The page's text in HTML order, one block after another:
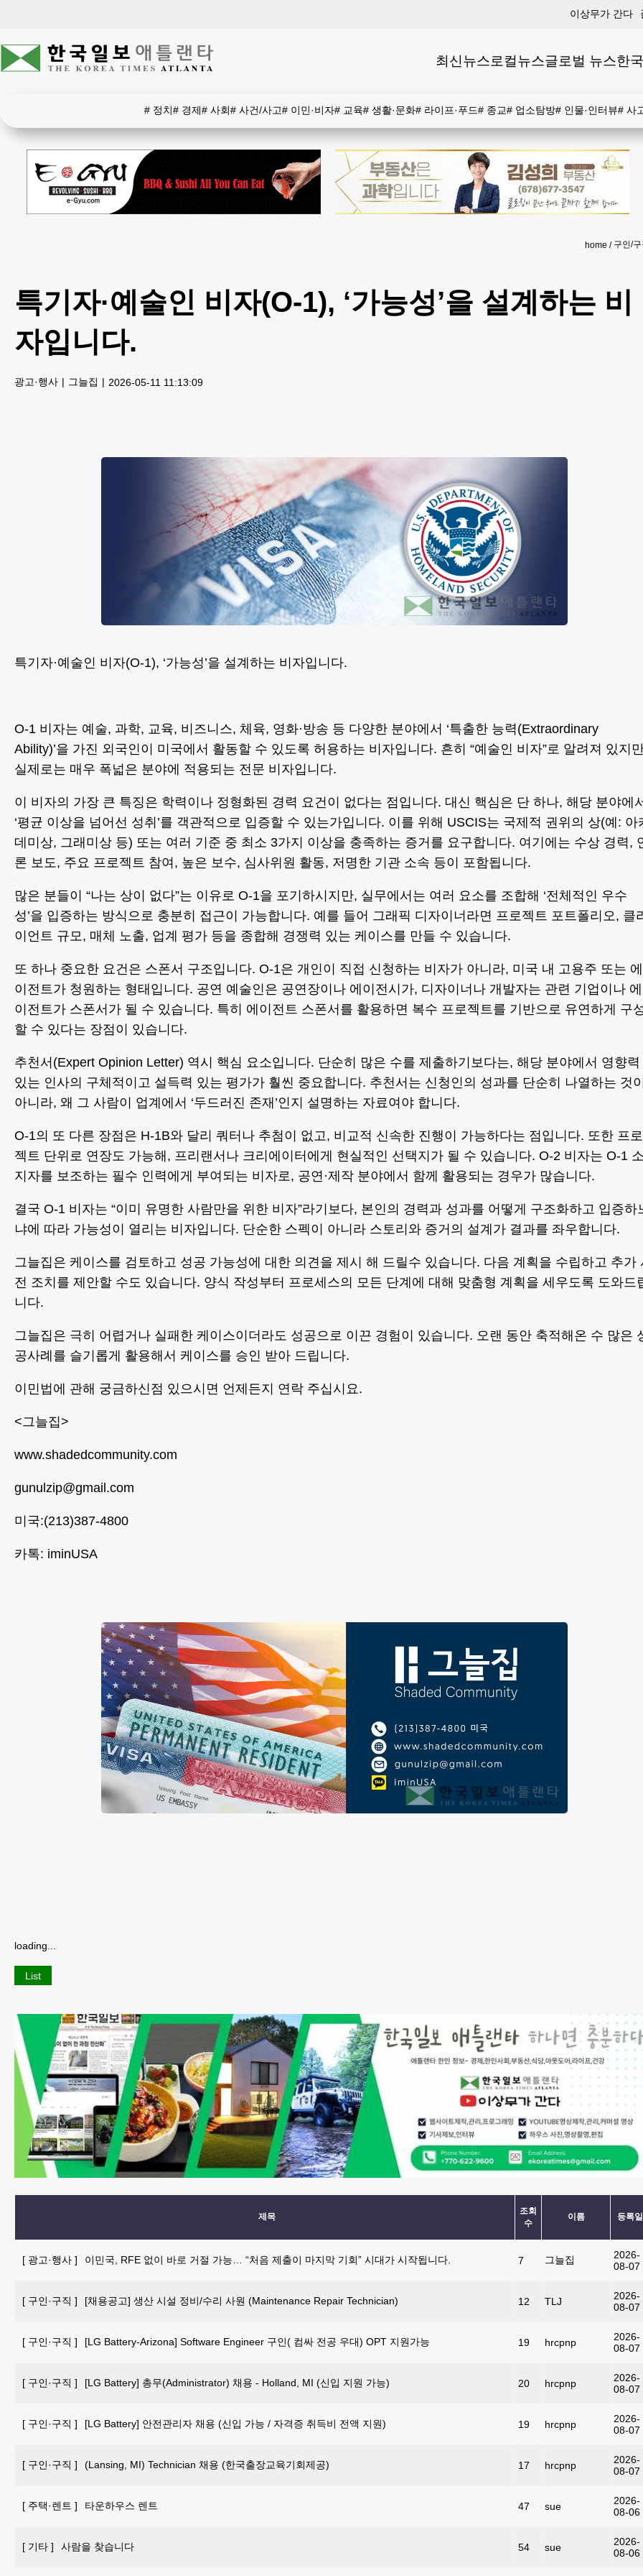
이상무가 간다
최신뉴스로컬뉴스글로벌 뉴스한
# 정치# 경제# 사회# 사건/사고# 이민·비자# 교육# 생활·문화# 라이프·푸드# 종교# 업소탐방# 인물·인터뷰# 사
home 구인/
특기자·예술인 비자(O-1), ‘가능성’을 설계하는 비
자입니다.
광고·행사 그늘집 2026-05-11 11:13:09
특기자·예술인 비자(O-1), ‘가능성’을 설계하는 비자입니다.
O-1 비자는 예술, 과학, 교육, 비즈니스, 체육, 영화·방송 등 다양한 분야에서 ‘특출한 능력(Extraordinary
Ability)’을 가진 외국인이 미국에서 활동할 수 있도록 허용하는 비자입니다. 흔히 “예술인 비자”로 알려져 있지
실제로는 매우 폭넓은 분야에 적용되는 전문 비자입니다.
이 비자의 가장 큰 특징은 학력이나 정형화된 경력 요건이 없다는 점입니다. 대신 핵심은 단 하나, 해당 분야에
‘평균 이상을 넘어선 성취’를 객관적으로 입증할 수 있는가입니다. 이를 위해 USCIS는 국제적 권위의 상(예: 아
데미상, 그래미상 등) 또는 여러 기준 중 최소 3가지 이상을 충족하는 증거를 요구합니다. 여기에는 수상 경력,
론 보도, 주요 프로젝트 참여, 높은 보수, 심사위원 활동, 저명한 기관 소속 등이 포함됩니다.
많은 분들이 “나는 상이 없다”는 이유로 O-1을 포기하시지만, 실무에서는 여러 요소를 조합해 ‘전체적인 우수
성’을 입증하는 방식으로 충분히 접근이 가능합니다. 예를 들어 그래픽 디자이너라면 프로젝트 포트폴리오, 클
이언트 규모, 매체 노출, 업계 평가 등을 종합해 경쟁력 있는 케이스를 만들 수 있습니다.
또 하나 중요한 요건은 스폰서 구조입니다. O-1은 개인이 직접 신청하는 비자가 아니라, 미국 내 고용주 또는 에
이전트가 청원하는 형태입니다. 공연 예술인은 공연장이나 에이전시가, 디자이너나 개발자는 관련 기업이나 에
이전트가 스폰서가 될 수 있습니다. 특히 에이전트 스폰서를 활용하면 복수 프로젝트를 기반으로 유연하게 구
할 수 있다는 장점이 있습니다.
추천서(Expert Opinion Letter) 역시 핵심 요소입니다. 단순히 많은 수를 제출하기보다는, 해당 분야에서 영향력
있는 인사의 구체적이고 설득력 있는 평가가 훨씬 중요합니다. 추천서는 신청인의 성과를 단순히 나열하는 것
아니라, 왜 그 사람이 업계에서 ‘두드러진 존재’인지 설명하는 자료여야 합니다.
O-1의 또 다른 장점은 H-1B와 달리 쿼터나 추첨이 없고, 비교적 신속한 진행이 가능하다는 점입니다. 또한 프로
젝트 단위로 연장도 가능해, 프리랜서나 크리에이터에게 현실적인 선택지가 될 수 있습니다. O-2 비자는 O-1
지자를 보조하는 필수 인력에게 부여되는 비자로, 공연·제작 분야에서 함께 활용되는 경우가 많습니다.
결국 O-1 비자는 “이미 유명한 사람만을 위한 비자”라기보다, 본인의 경력과 성과를 어떻게 구조화하고 입증하
냐에 따라 가능성이 열리는 비자입니다. 단순한 스펙이 아니라 스토리와 증거의 설계가 결과를 좌우합니다.
그늘집은 케이스를 검토하고 성공 가능성에 대한 의견을 제시 해 드릴수 있습니다. 다음 계획을 수립하고 추가
전 조치를 제안할 수도 있습니다. 양식 작성부터 프로세스의 모든 단계에 대해 맞춤형 계획을 세우도록 도와드
니다.
그늘집은 극히 어렵거나 실패한 케이스이더라도 성공으로 이끈 경험이 있습니다. 오랜 동안 축적해온 수 많은
공사례를 슬기롭게 활용해서 케이스를 승인 받아 드립니다.
이민법에 관해 궁금하신점 있으시면 언제든지 연락 주십시요.
<그늘집>
www.shadedcommunity.com
gunulzip@gmail.com
미국:(213)387-4800
카톡: iminUSA
loading...
List
제목
조회
수
이름 등록일
[ 광고·행사 ] 이민국, RFE 없이 바로 거절 가능… “처음 제출이 마지막 기회” 시대가 시작됩니다. 7 그늘집
2026-
08-07
[ 구인·구직 ] [채용공고] 생산 시설 정비/수리 사원 (Maintenance Repair Technician) 12 TLJ
2026-
08-07
[ 구인·구직 ] [LG Battery-Arizona] Software Engineer 구인( 컴싸 전공 우대) OPT 지원가능 19 hrcpnp
2026-
08-07
[ 구인·구직 ] [LG Battery] 총무(Administrator) 채용 - Holland, MI (신입 지원 가능) 20 hrcpnp
2026-
08-07
[ 구인·구직 ] [LG Battery] 안전관리자 채용 (신입 가능 / 자격증 취득비 전액 지원) 19 hrcpnp
2026-
08-07
[ 구인·구직 ] (Lansing, MI) Technician 채용 (한국출장교육기회제공) 17 hrcpnp
2026-
08-07
[ 주택·렌트 ] 타운하우스 렌트 47 sue
2026-
08-06
[ 기타 ] 사람을 찾습니다 54 sue
2026-
08-06